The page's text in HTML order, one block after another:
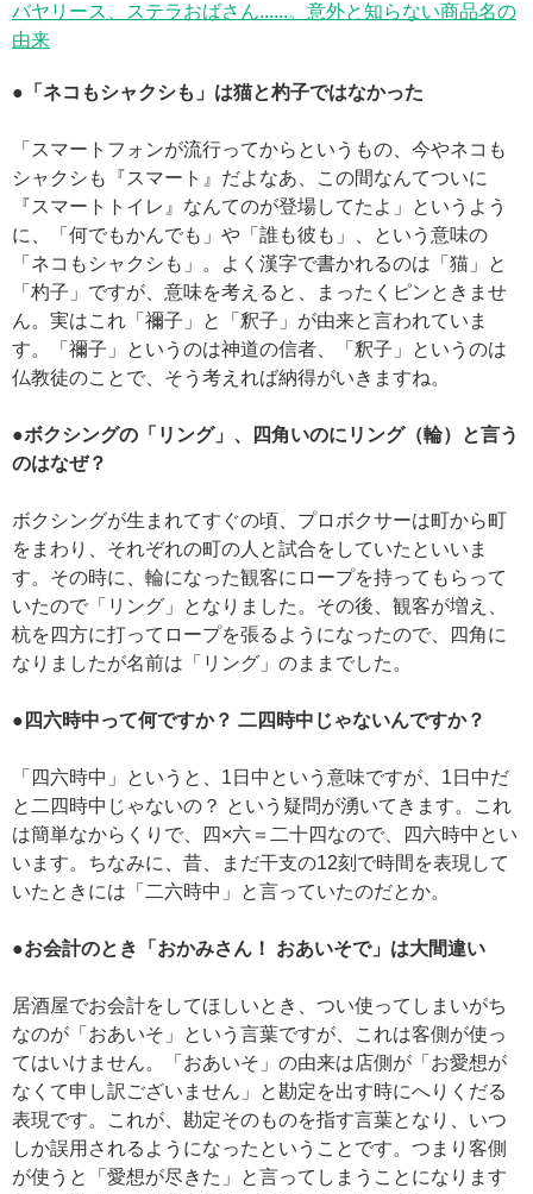
バヤリース、ステラおばさん......。意外と知らない商品名の
由来
●「ネコもシャクシも」は猫と杓子ではなかった
「スマートフォンが流行ってからというもの、今やネコも
シャクシも『スマート』だよなあ、この間なんてついに
『スマートトイレ』なんてのが登場してたよ」というよう
に、「何でもかんでも」や「誰も彼も」、という意味の
「ネコもシャクシも」。よく漢字で書かれるのは「猫」と
「杓子」ですが、意味を考えると、まったくピンときませ
ん。実はこれ「禰子」と「釈子」が由来と言われていま
す。「禰子」というのは神道の信者、「釈子」というのは
仏教徒のことで、そう考えれば納得がいきますね。
●ボクシングの「リング」、四角いのにリング（輪）と言う
のはなぜ？
ボクシングが生まれてすぐの頃、プロボクサーは町から町
をまわり、それぞれの町の人と試合をしていたといいま
す。その時に、輪になった観客にロープを持ってもらって
いたので「リング」となりました。その後、観客が増え、
杭を四方に打ってロープを張るようになったので、四角に
なりましたが名前は「リング」のままでした。
●四六時中って何ですか？ 二四時中じゃないんですか？
「四六時中」というと、1日中という意味ですが、1日中だ
と二四時中じゃないの？ という疑問が湧いてきます。これ
は簡単なからくりで、四×六＝二十四なので、四六時中とい
います。ちなみに、昔、まだ干支の12刻で時間を表現して
いたときには「二六時中」と言っていたのだとか。
●お会計のとき「おかみさん！ おあいそで」は大間違い
居酒屋でお会計をしてほしいとき、つい使ってしまいがち
なのが「おあいそ」という言葉ですが、これは客側が使っ
てはいけません。「おあいそ」の由来は店側が「お愛想が
なくて申し訳ございません」と勘定を出す時にへりくだる
表現です。これが、勘定そのものを指す言葉となり、いつ
しか誤用されるようになったということです。つまり客側
が使うと「愛想が尽きた」と言ってしまうことになります